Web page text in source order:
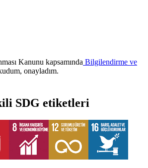
Kanunu kapsamında Bilgilendirme ve
onayladım.
SDG etiketleri